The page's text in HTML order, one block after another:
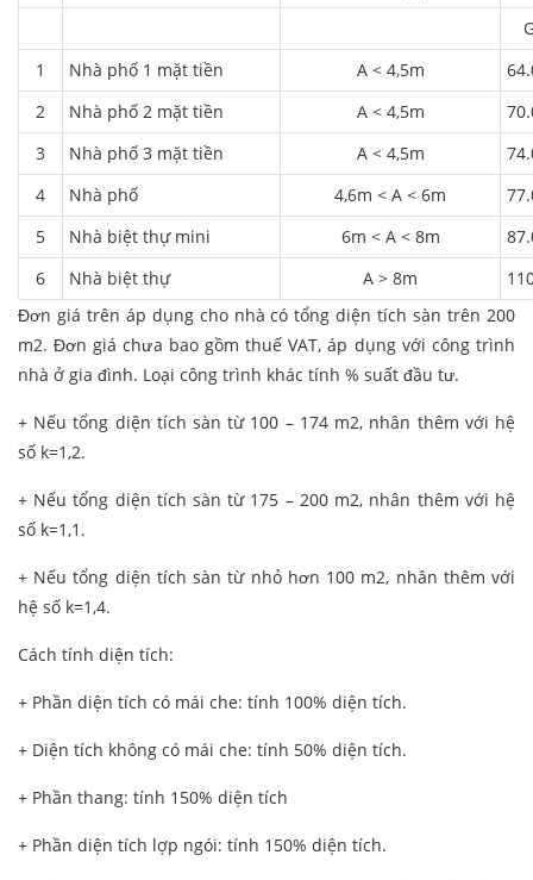
1
Nhà phố 1 mặt tiền A < 4,5m
2
Nhà phố 2 mặt tiền A < 4,5m
3
Nhà phố 3 mặt tiền A < 4,5m
4
Nhà phố 4,6m < A < 6m
5
Nhà biệt thự mini 6m < A < 8m
6
Nhà biệt thự A > 8m
Đơn giá trên áp dụng cho nhà có tổng diện tích sàn trên 200
m2. Đơn giá chưa bao gồm thuế VAT, áp dụng với công trình
nhà ở gia đình. Loại công trình khác tính % suất đầu tư.
+ Nếu tổng diện tích sàn từ 100 – 174 m2, nhân thêm với hệ
số k=1,2.
+ Nếu tổng diện tích sàn từ 175 – 200 m2, nhân thêm với hệ
số k=1,1.
+ Nếu tổng diện tích sàn từ nhỏ hơn 100 m2, nhân thêm với
hệ số k=1,4.
Cách tính diện tích:
+ Phần diện tích có mái che: tính 100% diện tích.
+ Diện tích không có mái che: tính 50% diện tích.
+ Phần thang: tính 150% diện tích
+ Phần diện tích lợp ngói: tính 150% diện tích.